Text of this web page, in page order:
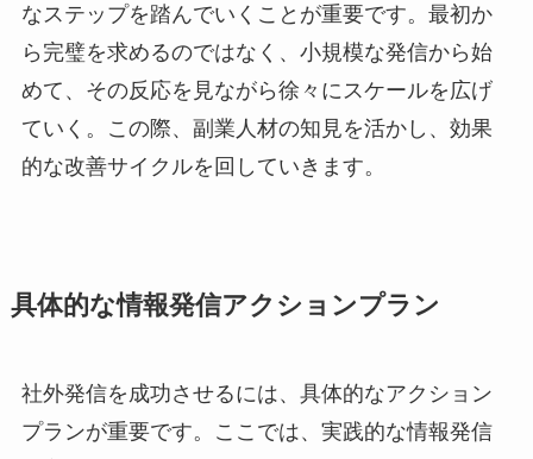
なステップを踏んでいくことが重要です。最初か
ら完璧を求めるのではなく、小規模な発信から始
めて、その反応を見ながら徐々にスケールを広げ
ていく。この際、副業人材の知見を活かし、効果
的な改善サイクルを回していきます。
具体的な情報発信アクションプラン
社外発信を成功させるには、具体的なアクション
プランが重要です。ここでは、実践的な情報発信